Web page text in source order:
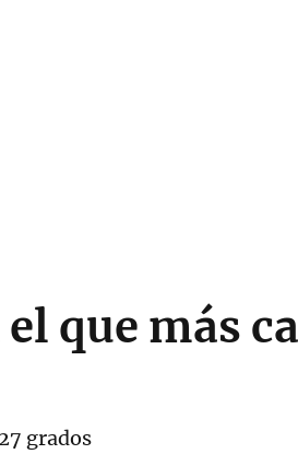
que más
grados